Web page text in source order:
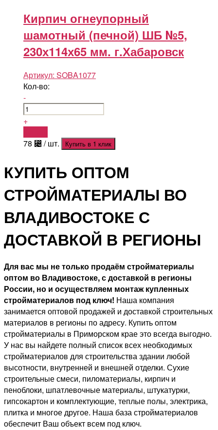
Кирпич огнеупорный
шамотный (печной) ШБ №5,
230х114х65 мм. г.Хабаровск
Артикул: SOBA1077
Кол-во:
-
+
78 ⃄ / шт. Купить в 1 клик
КУПИТЬ ОПТОМ
СТРОЙМАТЕРИАЛЫ ВО
ВЛАДИВОСТОКЕ С
ДОСТАВКОЙ В РЕГИОНЫ
Для вас мы не только продаём стройматериалы
оптом во Владивостоке, с доставкой в регионы
России, но и осуществляем монтаж купленных
стройматериалов под ключ! Наша компания
занимается оптовой продажей и доставкой строительных
материалов в регионы по адресу. Купить оптом
стройматериалы в Приморском крае это всегда выгодно.
У нас вы найдете полный список всех необходимых
стройматериалов для строительства здании любой
высотности, внутренней и внешней отделки. Сухие
строительные смеси, пиломатериалы, кирпич и
пеноблоки, шпатлевочные материалы, штукатурки,
гипсокартон и комплектующие, теплые полы, электрика,
плитка и многое другое. Наша база стройматериалов
обеспечит Ваш объект всем под ключ.